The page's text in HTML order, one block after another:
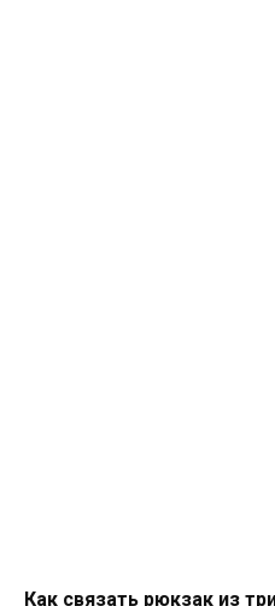
Как связать рюкзак из